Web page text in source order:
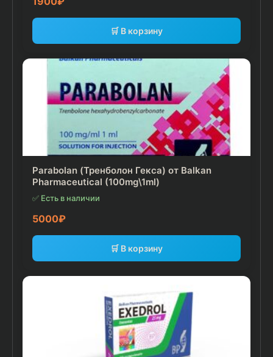
🛒 В корзину
Parabolan (Тренболон Гекса) от Balkan
Pharmaceutical (100mg\1ml)
✅ Есть в наличии
5000₽
🛒 В корзину